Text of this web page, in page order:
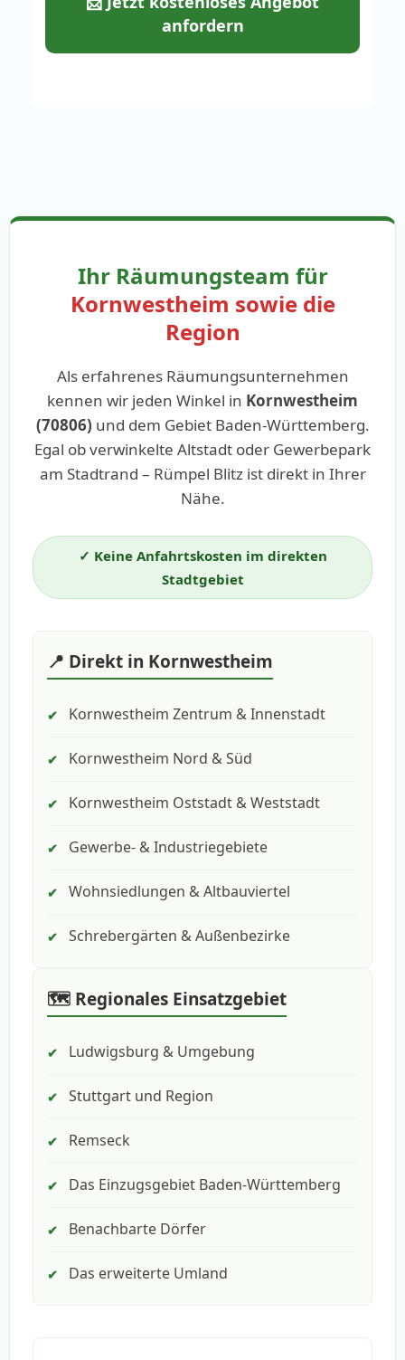
anfordern
Ihr Räumungsteam für
Kornwestheim sowie die
Region
Als erfahrenes Räumungsunternehmen
kennen wir jeden Winkel in Kornwestheim
(70806) und dem Gebiet Baden-Württemberg.
Egal ob verwinkelte Altstadt oder Gewerbepark
am Stadtrand – Rümpel Blitz ist direkt in Ihrer
Nähe.
✓ Keine Anfahrtskosten im direkten
Stadtgebiet
📍 Direkt in Kornwestheim
✔ Kornwestheim Zentrum & Innenstadt
✔ Kornwestheim Nord & Süd
✔ Kornwestheim Oststadt & Weststadt
✔ Gewerbe- & Industriegebiete
✔ Wohnsiedlungen & Altbauviertel
✔ Schrebergärten & Außenbezirke
🗺️ Regionales Einsatzgebiet
✔ Ludwigsburg & Umgebung
✔ Stuttgart und Region
✔ Remseck
✔ Das Einzugsgebiet Baden-Württemberg
✔ Benachbarte Dörfer
✔ Das erweiterte Umland